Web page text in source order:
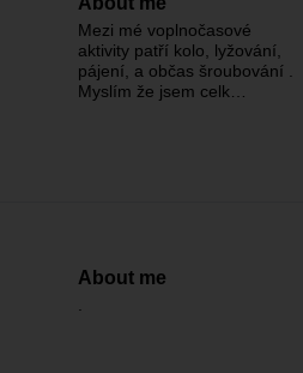
Mezi mé voplnočasové
aktivity patří kolo, lyžování,
pájení, a občas šroubování .
Myslím že jsem celk…
About me